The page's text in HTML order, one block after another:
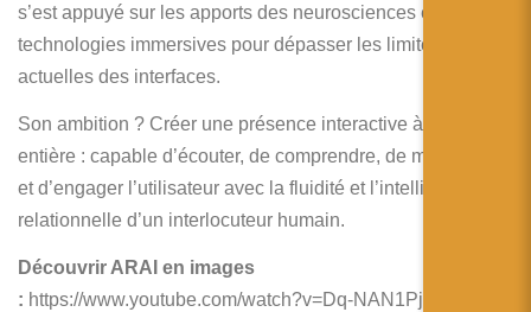
s’est appuyé sur les apports des neurosciences et sur les
technologies immersives pour dépasser les limites
actuelles des interfaces.
Son ambition ? Créer une présence interactive à part
entière : capable d’écouter, de comprendre, de mémoriser,
et d’engager l’utilisateur avec la fluidité et l’intelligence
relationnelle d’un interlocuteur humain.
Découvrir ARAI en images
: https://www.youtube.com/watch?v=Dq-NAN1Pj30&t=21s